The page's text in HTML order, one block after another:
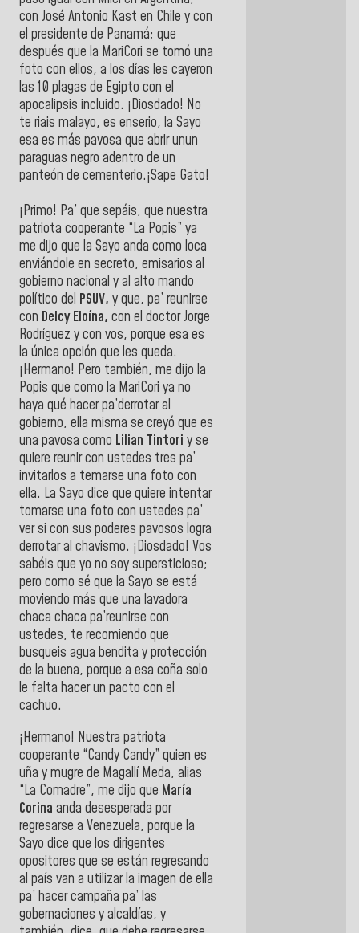
con José Antonio Kast en Chile y con
el presidente de Panamá; que
después que la MariCori se tomó una
foto con ellos, a los días les cayeron
las 10 plagas de Egipto con el
apocalipsis incluido. ¡Diosdado! No
te riais malayo, es enserio, la Sayo
esa es más pavosa que abrir unun
paraguas negro adentro de un
panteón de cementerio.¡Sape Gato!
¡Primo! Pa’ que sepáis, que nuestra
patriota cooperante “La Popis” ya
me dijo que la Sayo anda como loca
enviándole en secreto, emisarios al
gobierno nacional y al alto mando
político del PSUV, y que, pa’ reunirse
con Delcy Eloína, con el doctor Jorge
Rodríguez y con vos, porque esa es
la única opción que les queda.
¡Hermano! Pero también, me dijo la
Popis que como la MariCori ya no
haya qué hacer pa’derrotar al
gobierno, ella misma se creyó que es
una pavosa como Lilian Tintori y se
quiere reunir con ustedes tres pa’
invitarlos a temarse una foto con
ella. La Sayo dice que quiere intentar
tomarse una foto con ustedes pa’
ver si con sus poderes pavosos logra
derrotar al chavismo. ¡Diosdado! Vos
sabéis que yo no soy supersticioso;
pero como sé que la Sayo se está
moviendo más que una lavadora
chaca chaca pa’reunirse con
ustedes, te recomiendo que
busqueis agua bendita y protección
de la buena, porque a esa coña solo
le falta hacer un pacto con el
cachuo.
¡Hermano! Nuestra patriota
cooperante “Candy Candy” quien es
uña y mugre de Magallí Meda, alias
“La Comadre”, me dijo que María
Corina anda desesperada por
regresarse a Venezuela, porque la
Sayo dice que los dirigentes
opositores que se están regresando
al país van a utilizar la imagen de ella
pa’ hacer campaña pa’ las
gobernaciones y alcaldías, y